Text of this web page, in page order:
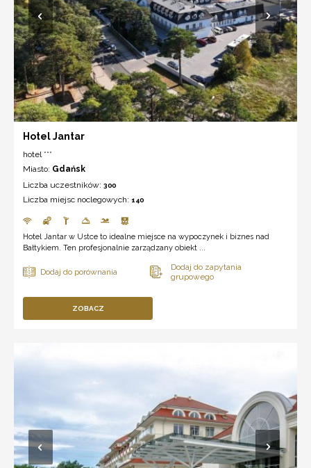
Hotel Jantar
hotel ***
Miasto: Gdańsk
Liczba uczestników: 300
Liczba miejsc noclegowych: 140
Hotel Jantar w Ustce to idealne miejsce na wypoczynek i biznes nad
Bałtykiem. Ten profesjonalnie zarządzany obiekt ...
ZOBACZ